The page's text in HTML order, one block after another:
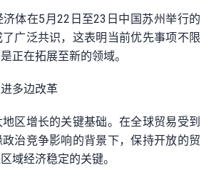
体在5月22日至23日中国苏州举行的
广泛共识，这表明当前优先事项不限
正在拓展至新的领域。
多边改革
区增长的关键基础。在全球贸易受到
治竞争影响的背景下，保持开放的贸
域经济稳定的关键。